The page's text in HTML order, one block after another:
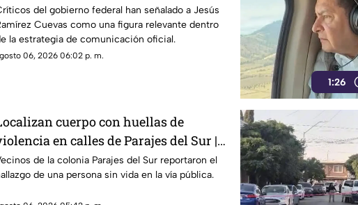
del gobierno federal han señalado a Jesús
Cuevas como una figura relevante dentro
la estrategia de comunicación oficial.
06, 2026 06:02 p. m.
1:26
cuerpo con huellas de
en calles de Parajes del Sur |
de la colonia Parajes del Sur reportaron el
de una persona sin vida en la vía pública.